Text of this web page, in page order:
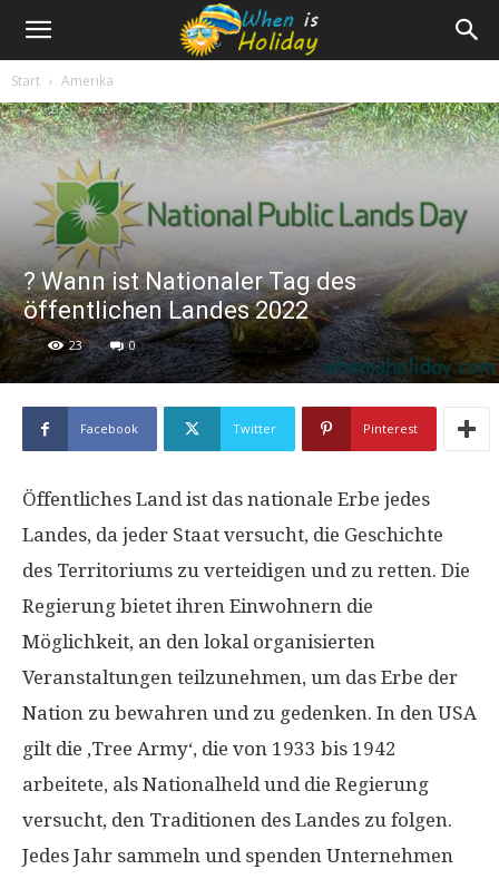
Start Amerika
? Wann ist Nationaler Tag des
öffentlichen Landes 2022
23 0
Facebook Twitter Pinterest
Öffentliches Land ist das nationale Erbe jedes
Landes, da jeder Staat versucht, die Geschichte
des Territoriums zu verteidigen und zu retten. Die
Regierung bietet ihren Einwohnern die
Möglichkeit, an den lokal organisierten
Veranstaltungen teilzunehmen, um das Erbe der
Nation zu bewahren und zu gedenken. In den USA
gilt die ‚Tree Army‘, die von 1933 bis 1942
arbeitete, als Nationalheld und die Regierung
versucht, den Traditionen des Landes zu folgen.
Jedes Jahr sammeln und spenden Unternehmen